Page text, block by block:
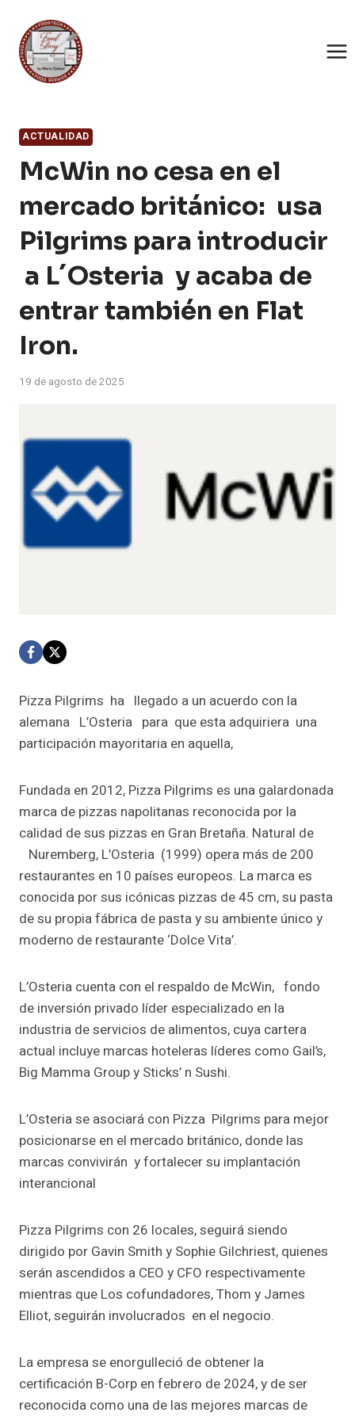
contenido
ACTUALIDAD
McWin no cesa en el
mercado británico: usa
Pilgrims para introducir
a L´Osteria y acaba de
entrar también en Flat
Iron.
19 de agosto de 2025
Pizza Pilgrims ha llegado a un acuerdo con la
alemana L’Osteria para que esta adquiriera una
participación mayoritaria en aquella,
Fundada en 2012, Pizza Pilgrims es una galardonada
marca de pizzas napolitanas reconocida por la
calidad de sus pizzas en Gran Bretaña. Natural de
Nuremberg, L’Osteria (1999) opera más de 200
restaurantes en 10 países europeos. La marca es
conocida por sus icónicas pizzas de 45 cm, su pasta
de su propia fábrica de pasta y su ambiente único y
moderno de restaurante ‘Dolce Vita’.
L’Osteria cuenta con el respaldo de McWin, fondo
de inversión privado líder especializado en la
industria de servicios de alimentos, cuya cartera
actual incluye marcas hoteleras líderes como Gail’s,
Big Mamma Group y Sticks’ n Sushi.
L’Osteria se asociará con Pizza Pilgrims para mejor
posicionarse en el mercado británico, donde las
marcas convivirán y fortalecer su implantación
interancional
Pizza Pilgrims con 26 locales, seguirá siendo
dirigido por Gavin Smith y Sophie Gilchriest, quienes
serán ascendidos a CEO y CFO respectivamente
mientras que Los cofundadores, Thom y James
Elliot, seguirán involucrados en el negocio.
La empresa se enorgulleció de obtener la
certificación B-Corp en febrero de 2024, y de ser
reconocida como una de las mejores marcas de